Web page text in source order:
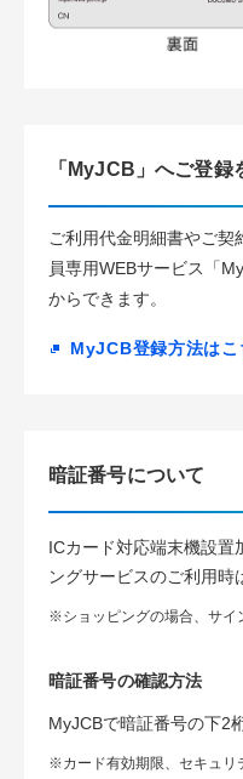
「MyJCB」へご登録
ご利用代金明細書やご契
員専用WEBサービス「
からできます。
MyJCB登録方法はこ
暗証番号について
ICカード対応端末機設置
ングサービスのご利用時
※ショッピングの場合、サイ
暗証番号の確認方法
MyJCBで暗証番号の下2
※カード有効期限、セキュリ